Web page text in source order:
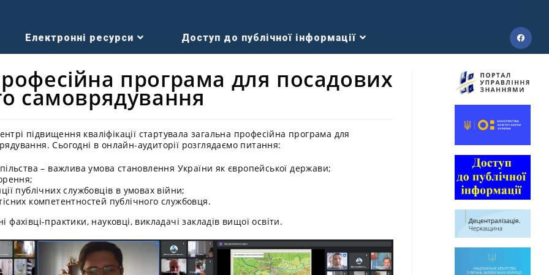
Електронні ресурси Доступ до публічної інформації
програма для посадових
самоврядування
підвищення кваліфікації стартувала загальна професійна програма для
Сьогодні в онлайн-аудиторії розглядаємо питання:
– важлива умова становлення України як європейської держави;
публічних службовців в умовах війни;
компетентностей публічного службовця.
фахівці-практики, науковці, викладачі закладів вищої освіти.